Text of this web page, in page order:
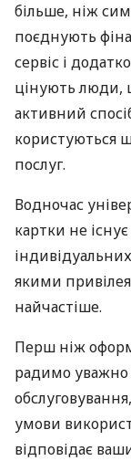
більше, ніж
поєднують
сервіс і
цінують люди,
активний
користуються
послуг.
Водночас
картки не
якими
найчастіше.
Перш ніж
радимо уважно
умови
відповідає